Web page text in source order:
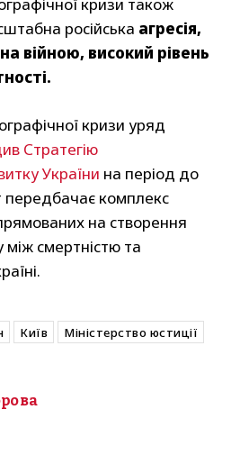
кризи також
російська агресія,
війною, високий рівень
кризи уряд
Стратегію
України на період до
комплекс
на створення
смертністю та
Київ Міністерство юстиції